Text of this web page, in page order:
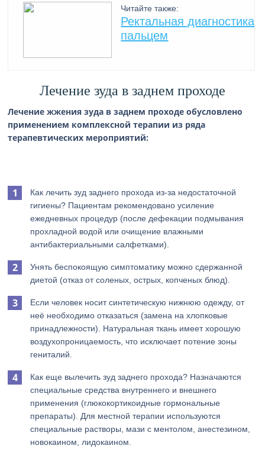
Читайте также:
Ректальная диагностика
пальцем
Лечение зуда в заднем проходе
Лечение жжения зуда в заднем проходе обусловлено
применением комплексной терапии из ряда
терапевтических мероприятий:
Как лечить зуд заднего прохода из-за недостаточной
гигиены? Пациентам рекомендовано усиление
ежедневных процедур (после дефекации подмывания
прохладной водой или очищение влажными
антибактериальными салфетками).
Унять беспокоящую симптоматику можно сдержанной
диетой (отказ от соленых, острых, копченых блюд).
Если человек носит синтетическую нижнюю одежду, от
неё необходимо отказаться (замена на хлопковые
принадлежности). Натуральная ткань имеет хорошую
воздухопроницаемость, что исключает потение зоны
гениталий.
Как еще вылечить зуд заднего прохода? Назначаются
специальные средства внутреннего и внешнего
применения (глюкокортикоидные гормональные
препараты). Для местной терапии используются
специальные растворы, мази с ментолом, анестезином,
новокаином, лидокаином.